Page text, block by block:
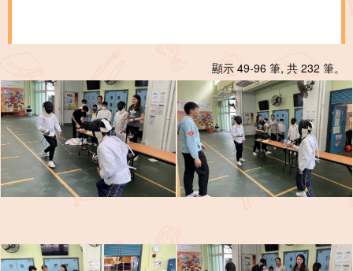
顯示 49-96 筆, 共 232 筆。